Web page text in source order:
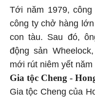
Tới năm 1979,
công ty chở hàng
con tàu. Sau đó,
động sản
mới rút niêm yết năm
Gia tộc Cheng -
Gia tộc Cheng của